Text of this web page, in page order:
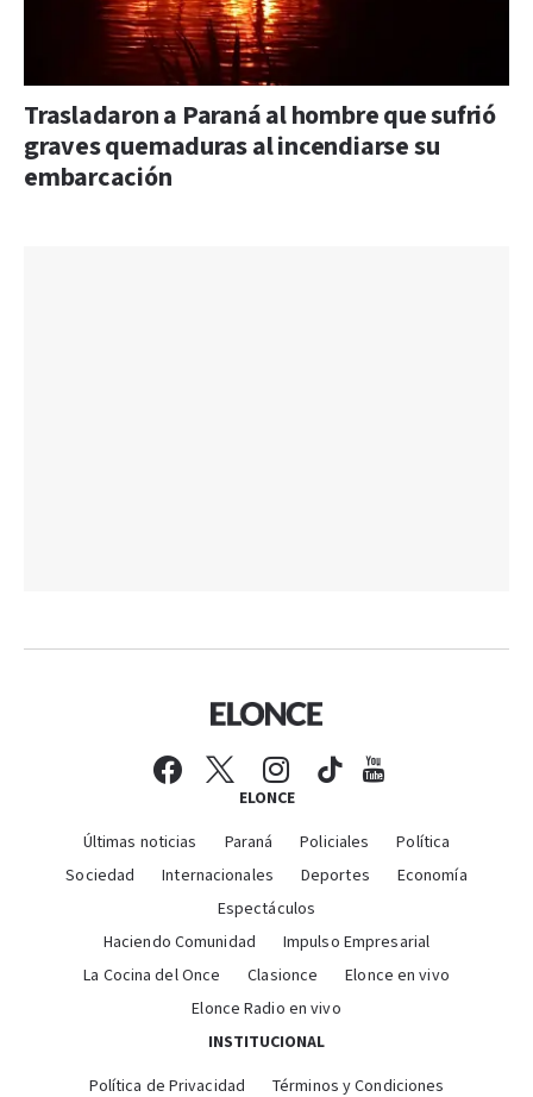
Trasladaron a Paraná al hombre que sufrió
graves quemaduras al incendiarse su
embarcación
ELONCE
Últimas noticias Paraná Policiales
Política
Sociedad
Internacionales Deportes
Economía
Espectáculos
Haciendo Comunidad
Impulso Empresarial
La Cocina del Once
Clasionce
Elonce en vivo
Elonce Radio en vivo
INSTITUCIONAL
Política de Privacidad Términos y Condiciones